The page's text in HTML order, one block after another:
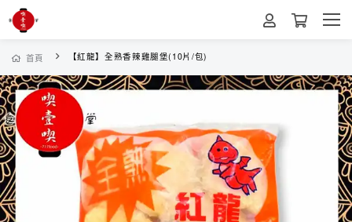
首頁 【紅龍】全熟香辣雞腿堡(10片/包)